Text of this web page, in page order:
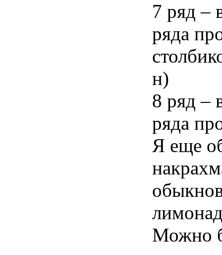
7 ряд –
ряда
н)
8 ряд –
ряда
Я еще
Можно